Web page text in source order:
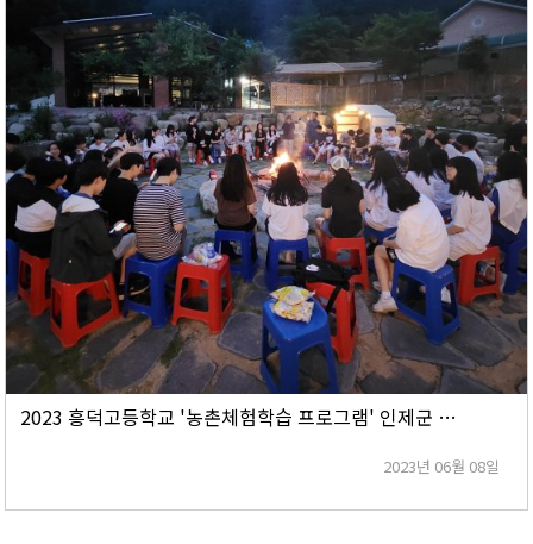
2023 흥덕고등학교 '농촌체험학습 프로그램' 인제군 7개마을에서 진행!!
2023년 06월 08일